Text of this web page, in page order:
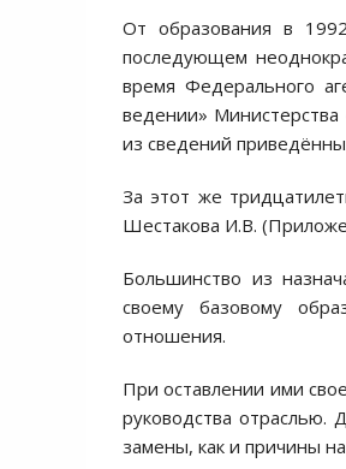
От образования в
последующем
время Федерального
ведении» Министерства
из сведений
За этот же
Шестакова И.В.
Большинство из
своему базовому
отношения.
При оставлении ими
руководства отраслью.
замены, как и причины